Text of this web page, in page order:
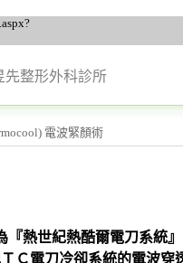
先整形外科診所
電波緊顏術
熱世紀熱酷爾電刀系統』
Ｃ電刀冷卻系統的電波穿